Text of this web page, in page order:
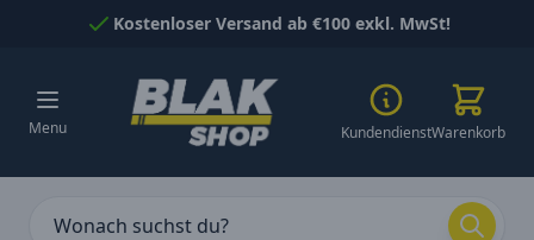
Skip to ContentKostenloser Versand ab €100 exkl. MwSt!
Menu KundendienstWarenkorb